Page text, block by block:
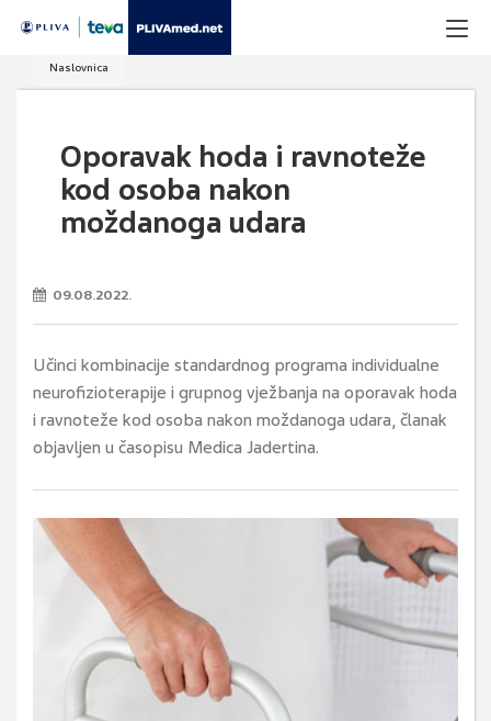
Naslovnica
Oporavak hoda i ravnoteže
kod osoba nakon
moždanoga udara
09.08.2022.
Učinci kombinacije standardnog programa individualne
neurofizioterapije i grupnog vježbanja na oporavak hoda
i ravnoteže kod osoba nakon moždanoga udara, članak
objavljen u časopisu Medica Jadertina.